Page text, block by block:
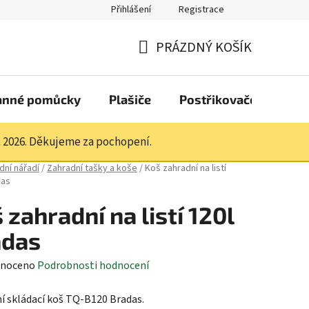
Přihlášení Registrace
KOŠÍK
PRÁZDNÝ KOŠÍK
pomůcky Plašiče Postřikovače a
Děkujeme za pochopení.
nářadí/Zahradní tašky a koše/Koš zahradní na listí
zahradní na listí 120l
Podrobnosti hodnocení
skládací koš TQ-B120 Bradas.